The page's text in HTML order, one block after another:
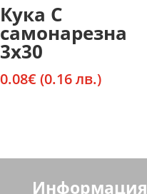
Кука С
самонарезна
3х30
0.08€ (0.16 лв.)
Информация